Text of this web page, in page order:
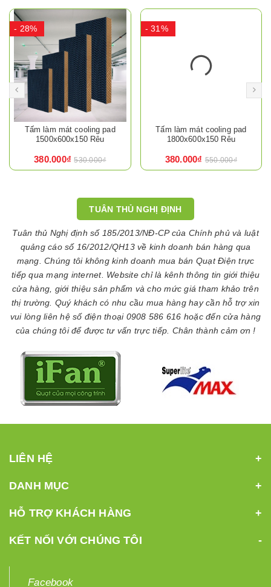
- 28%
Tấm làm mát cooling pad
1500x600x150 Rêu
380.000₫ 530.000₫
- 31%
Tấm làm mát cooling pad
1800x600x150 Rêu
380.000₫ 550.000₫
TUÂN THỦ NGHỊ ĐỊNH
Tuân thủ Nghị định số 185/2013/NĐ-CP của Chính phủ và luật
quảng cáo số 16/2012/QH13 về kinh doanh bán hàng qua
mạng. Chúng tôi không kinh doanh mua bán Quạt Điện trực
tiếp qua mạng internet. Website chỉ là kênh thông tin giới thiệu
cửa hàng, giới thiệu sản phẩm và cho mức giá tham khảo trên
thị trường. Quý khách có nhu cầu mua hàng hay cần hỗ trợ xin
vui lòng liên hệ số điện thoại 0908 586 616 hoặc đến cửa hàng
của chúng tôi để được tư vấn trực tiếp. Chân thành cảm ơn !
LIÊN HỆ
DANH MỤC
HỖ TRỢ KHÁCH HÀNG
KẾT NỐI VỚI CHÚNG TÔI
Facebook